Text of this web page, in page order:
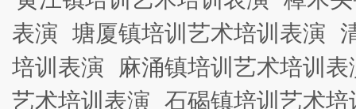
表演 塘厦镇培训艺术培训表演
培训表演
麻涌镇培训艺术培训表
艺术培训表演 石碣镇培训艺术培